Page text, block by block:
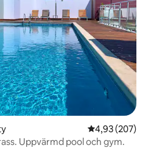
4,93 av 5 i
4,93 (207)
Uppvärmd pool och gym.